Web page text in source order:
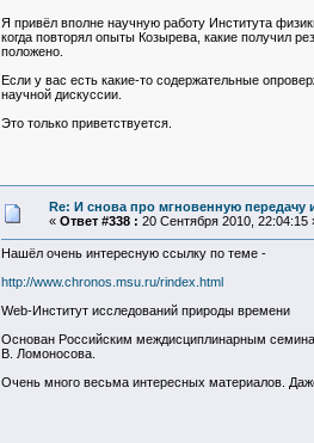
Я привёл вполне научную работу Института
когда повторял опыты Козырева, какие получил
положено.
Если у вас есть какие-то содержательные
научной дискуссии.
Это только приветствуется.
Re: И снова про мгновенную
« Ответ #338 : 20 Сентября 2010, 22:04:15
Нашёл очень интересную ссылку по теме -
http://www.chronos.msu.ru/rindex.html
Web-Институт исследований природы времени
Основан Российским междисциплинарным
В. Ломоносова.
Очень много весьма интересных материалов.